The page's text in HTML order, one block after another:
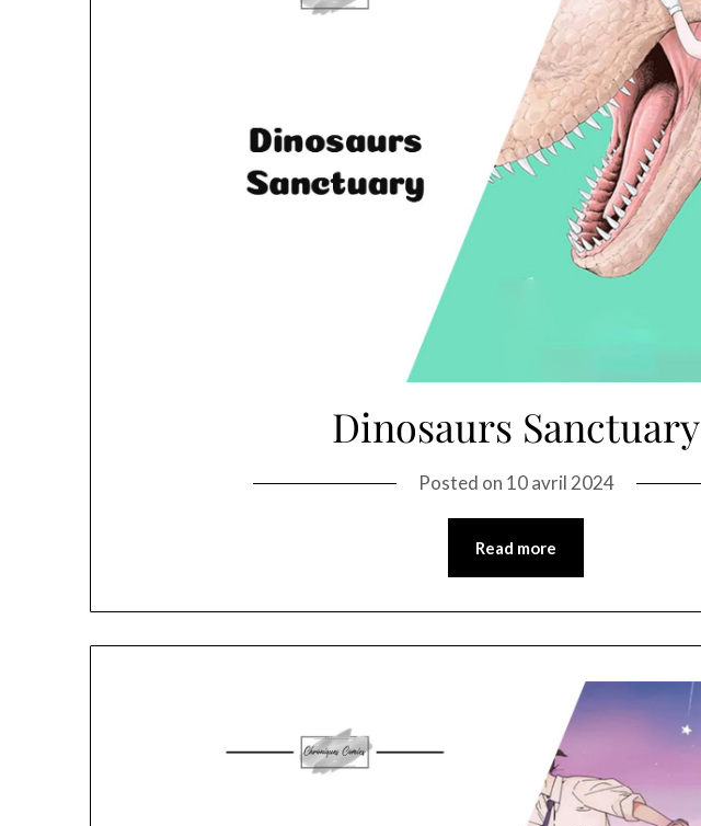
Dinosaurs Sanctuary
Posted on 10 avril 2024
Read more